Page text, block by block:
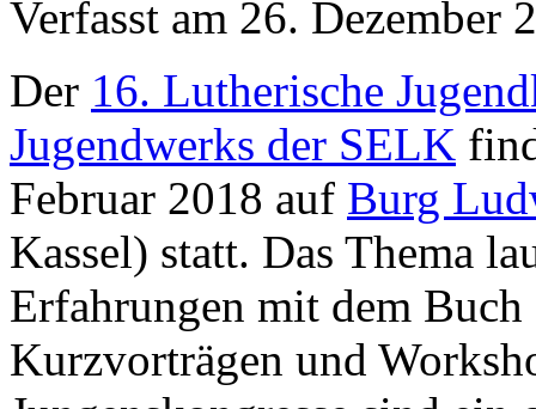
Verfasst am 26. Dezember
Der 16. Lutherische
Jugendwerks der SELK
Februar 2018 auf Burg
Kassel) statt. Das Thema
Erfahrungen mit dem
Kurzvorträgen und